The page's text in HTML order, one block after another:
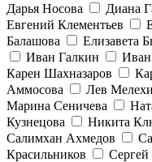
Дарья Носова
Диана
Евгений Клементьев
Балашова
Елизавета
Иван Галкин
Иван
Карен Шахназаров
Аммосова
Лев
Марина Сеничева
Кузнецова
Никита
Салимхан Ахмедов
Красильников
Сергей